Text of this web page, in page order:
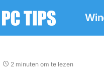
2 minuten om te lezen